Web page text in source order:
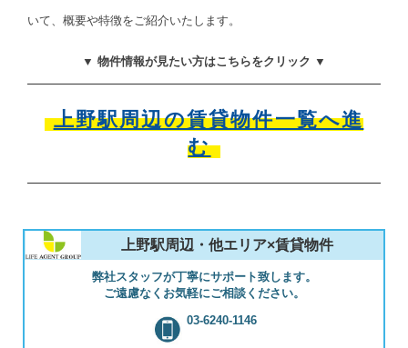
いて、概要や特徴をご紹介いたします。
▼ 物件情報が見たい方はこちらをクリック ▼
上野駅周辺の賃貸物件一覧へ進
む
上野駅周辺・他エリア×賃貸物件
弊社スタッフが丁寧にサポート致します。
ご遠慮なくお気軽にご相談ください。
03-6240-1146